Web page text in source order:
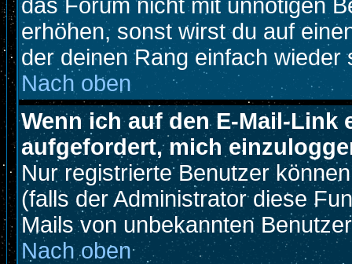
das Forum nicht mit unnötigen
erhöhen, sonst wirst du auf
der deinen Rang einfach wieder
Nach oben
Wenn ich auf den E-Mail-Link
aufgefordert, mich
Nur registrierte Benutzer
(falls der Administrator diese
Mails von unbekannten
Nach oben